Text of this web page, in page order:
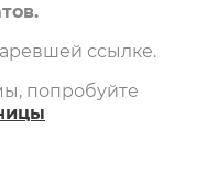
ссылке.
попробуйте